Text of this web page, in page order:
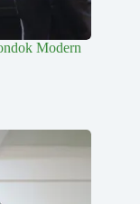
Modern